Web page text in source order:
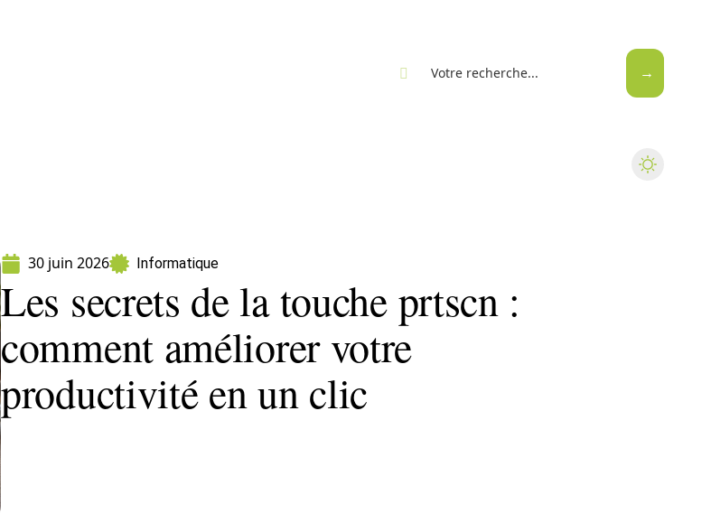
30 juin 2026 Informatique
Les secrets de la touche prtscn :
comment améliorer votre
productivité en un clic